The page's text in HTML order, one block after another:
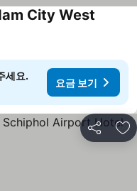
City West
세요.
요금 보기
공유 즐